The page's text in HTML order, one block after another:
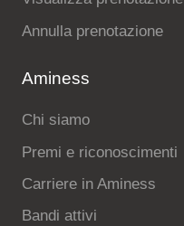
Annulla prenotazione
Aminess
Chi siamo
Premi e riconoscimenti
Carriere in Aminess
Bandi attivi